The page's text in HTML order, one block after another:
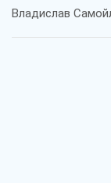
Владислав